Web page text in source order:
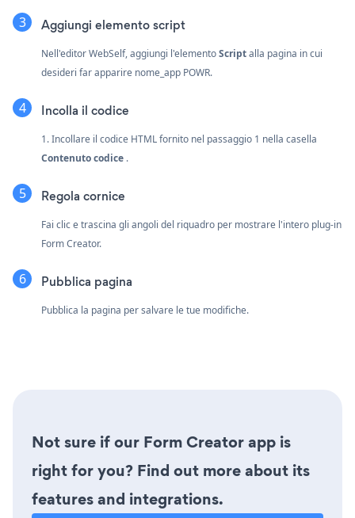
Aggiungi elemento script
Nell'editor WebSelf, aggiungi l'elementoScriptalla pagina in cui
desideri far apparire nome_app POWR.
Incolla il codice
1. Incollare il codice HTML fornito nel passaggio 1 nella casella
Contenuto codice .
Regola cornice
Fai clic e trascina gli angoli del riquadro per mostrare l'intero plug-in
Form Creator.
Pubblica pagina
Pubblica la pagina per salvare le tue modifiche.
Not sure if our Form Creator app is
right for you? Find out more about its
features and integrations.